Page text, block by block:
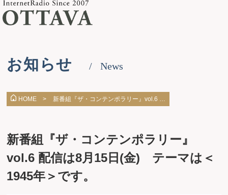
お知らせ News
HOME > 新番組『ザ・コンテンポラリー』vol.6 …
新番組『ザ・コンテンポラリー』
vol.6 配信は8月15日(金) テーマは＜
1945年＞です。